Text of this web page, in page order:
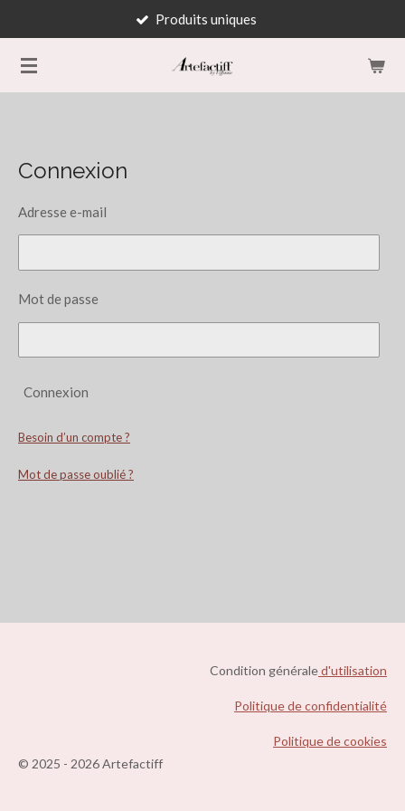
contenu
principal
Produits uniques
Connexion
Adresse e-mail
Mot de passe
Connexion
Besoin d’un compte ?
Mot de passe oublié ?
Condition généraled'utilisation
Politique de confidentialité
Politique de cookies
© 2025 - 2026 Artefactiff